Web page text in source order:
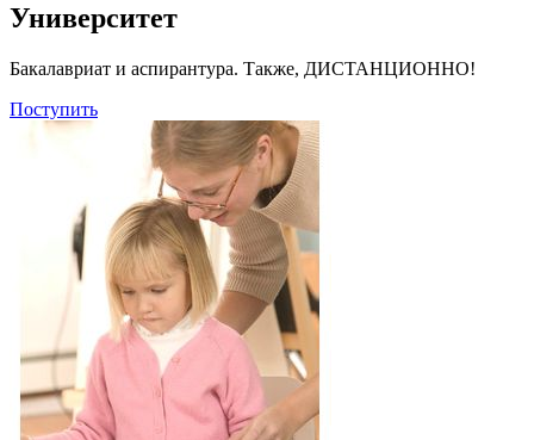
Университет
Бакалавриат и аспирантура. Также, ДИСТАНЦИОННО!
Поступить